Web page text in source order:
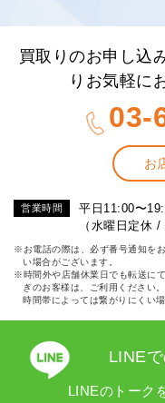
買取りのお申し込
りお気軽に
03-
お
営業時間
平日11:00〜
（水曜日定休
※お電話の際は、必ず番号通知を
い場合がございます。
※時間外や店舗休業日でも転送に
ぎのお客様は、ご利用ください。
時間帯によっては繋がりにくい
LINE
LINEのトーク